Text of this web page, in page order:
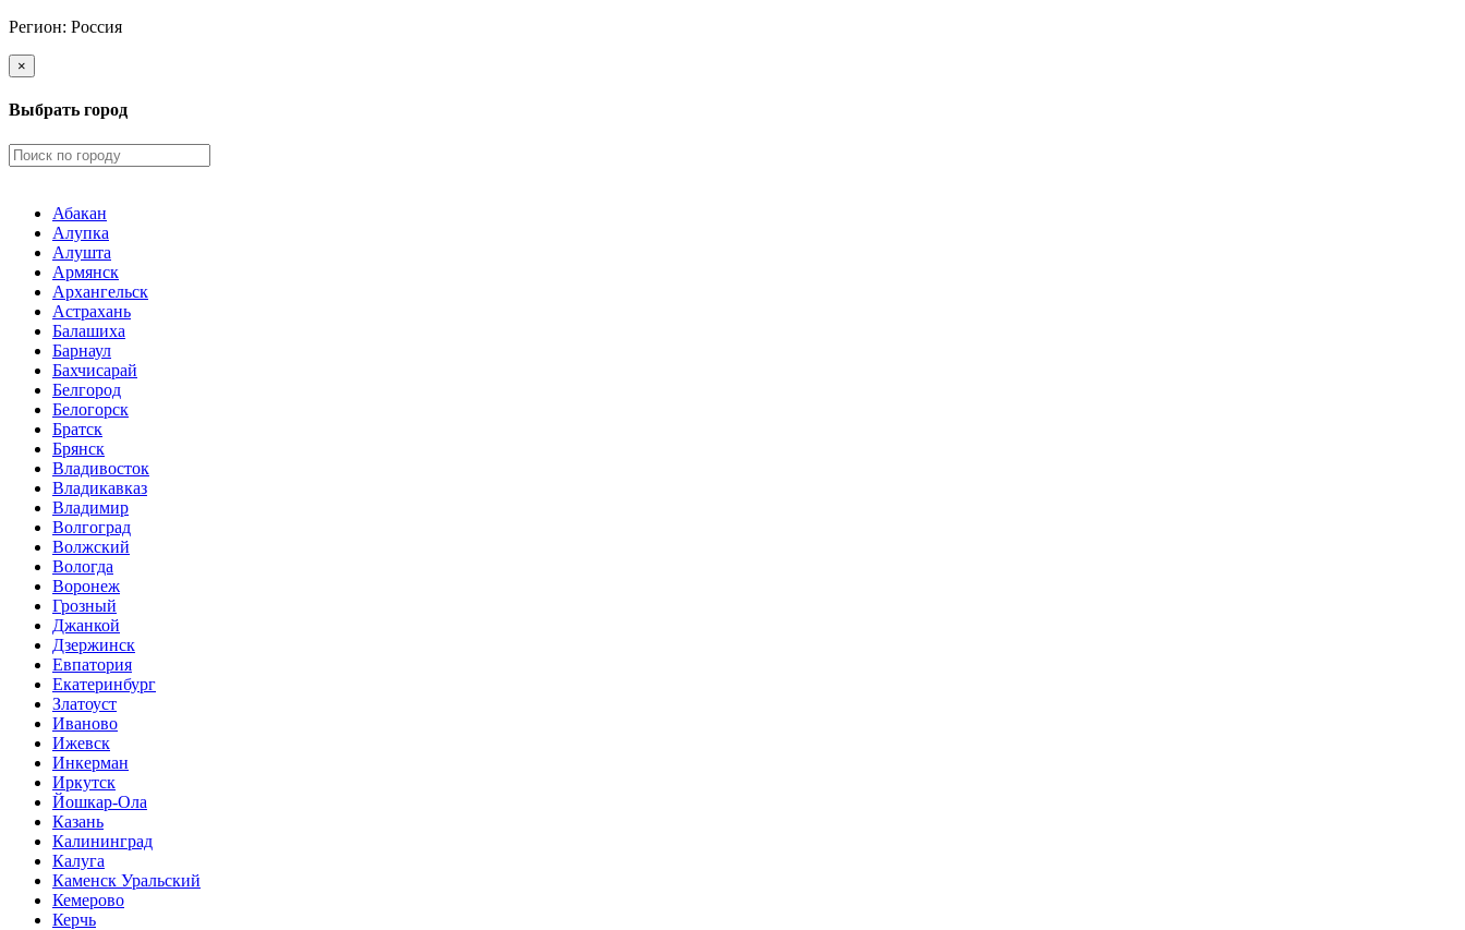
Регион: Россия
×
Выбрать город
Абакан
Алупка
Алушта
Армянск
Архангельск
Астрахань
Балашиха
Барнаул
Бахчисарай
Белгород
Белогорск
Братск
Брянск
Владивосток
Владикавказ
Владимир
Волгоград
Волжский
Вологда
Воронеж
Грозный
Джанкой
Дзержинск
Евпатория
Екатеринбург
Златоуст
Иваново
Ижевск
Инкерман
Иркутск
Йошкар-Ола
Казань
Калининград
Калуга
Каменск Уральский
Кемерово
Керчь